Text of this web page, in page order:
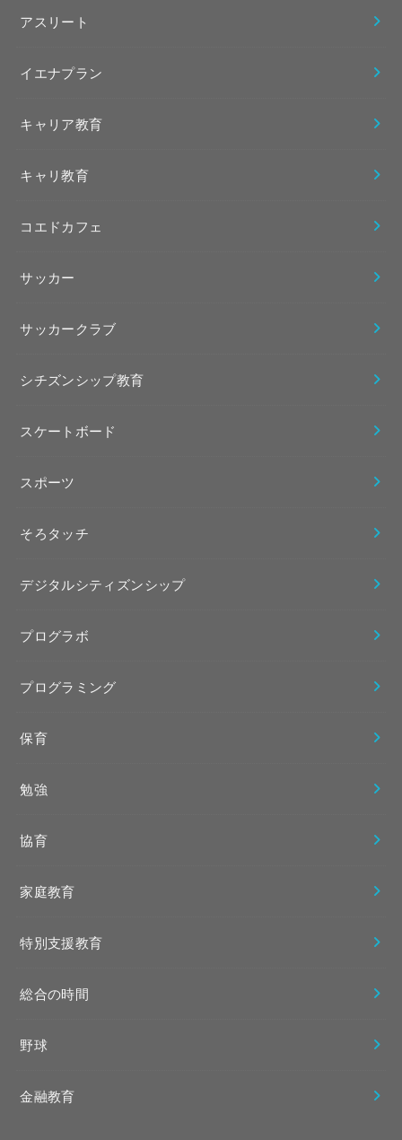
アスリート
イエナプラン
キャリア教育
キャリ教育
コエドカフェ
サッカー
サッカークラブ
シチズンシップ教育
スケートボード
スポーツ
そろタッチ
デジタルシティズンシップ
プログラボ
プログラミング
保育
勉強
協育
家庭教育
特別支援教育
総合の時間
野球
金融教育